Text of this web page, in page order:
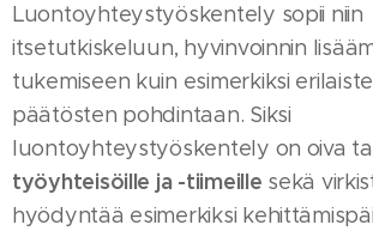
Luontoyhteystyöskentely sopii niin
itsetutkiskeluun, hyvinvoinnin
tukemiseen kuin esimerkiksi
päätösten pohdintaan. Siksi
luontoyhteystyöskentely on oiva
työyhteisöille ja -tiimeille sekä
hyödyntää esimerkiksi